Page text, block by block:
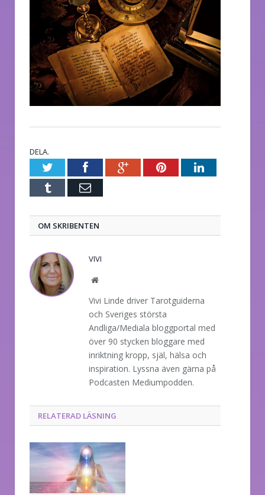
DELA.
TwitterFacebookGoogle+PinterestLinkedIn
Tumblr E-
OM SKRIBENTEN
VIVI
Website
Vivi Linde driver Tarotguiderna
och Sveriges största
Andliga/Mediala bloggportal med
över 90 stycken bloggare med
inriktning kropp, själ, hälsa och
inspiration. Lyssna även gärna på
Podcasten Mediumpodden.
RELATERAD LÄSNING